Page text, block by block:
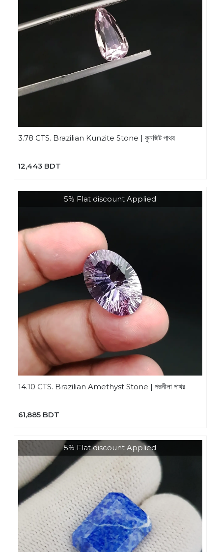
3.78 CTS. Brazilian Kunzite Stone | কুনজিট পাথর
12,443 BDT
5% Flat discount Applied
14.10 CTS. Brazilian Amethyst Stone | পদ্মনীলা পাথর
61,885 BDT
5% Flat discount Applied